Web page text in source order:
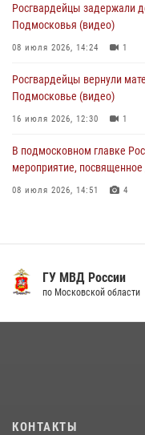
27 июля 2026, 14:12
Росгвардейцы задержали
Подмосковья (видео)
08 июля 2026, 14:24 1
Росгвардейцы вернули
Подмосковье (видео)
16 июля 2026, 12:30 1
В подмосковном главке
мероприятие,
08 июля 2026, 14:51 4
19 июля 2026, 06:00 2
Росгвардейцы пресекли
объекта в Подмосковье
ГУ МВД России
по Московской области
КОНТАКТЫ